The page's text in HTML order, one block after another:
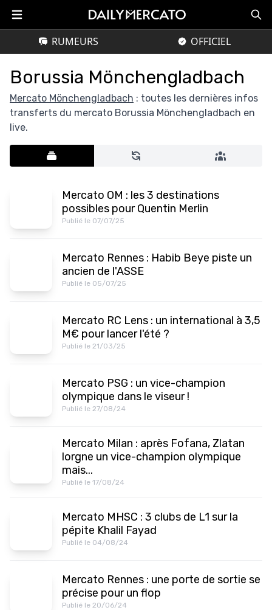
RUMEURS OFFICIEL
Borussia Mönchengladbach
Mercato Mönchengladbach : toutes les dernières infos
transferts du mercato Borussia Mönchengladbach en
live.
Mercato OM : les 3 destinations
possibles pour Quentin Merlin
Publié le 07/07/25
Mercato Rennes : Habib Beye piste un
ancien de l'ASSE
Publié le 05/07/25
Mercato RC Lens : un international à 3,5
M€ pour lancer l'été ?
Publié le 21/03/25
Mercato PSG : un vice-champion
olympique dans le viseur !
Publié le 27/08/24
Mercato Milan : après Fofana, Zlatan
lorgne un vice-champion olympique
mais...
Publié le 17/08/24
Mercato MHSC : 3 clubs de L1 sur la
pépite Khalil Fayad
Publié le 04/08/24
Mercato Rennes : une porte de sortie se
précise pour un flop
Publié le 20/06/24